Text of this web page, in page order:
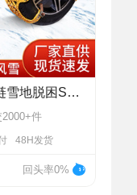
汽车轮胎应急链雪地脱困SUV越野车TPU加厚款11个钉通用汽车防滑链
2000+件
48H发货
回头率0%